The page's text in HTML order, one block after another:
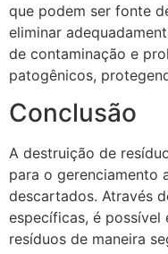
que podem ser fonte
eliminar
de contaminação e
patogênicos,
Conclusão
A destruição de
para o gerenciamento
descartados. Através
específicas, é
resíduos de maneira